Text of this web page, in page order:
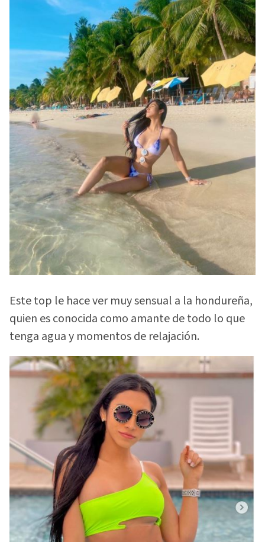
Este top le hace ver muy sensual a la hondureña,
quien es conocida como amante de todo lo que
tenga agua y momentos de relajación.